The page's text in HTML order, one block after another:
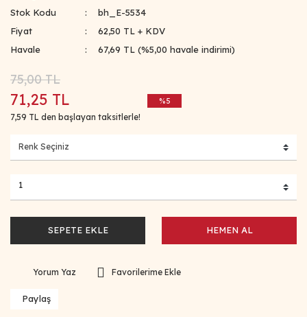
Stok Kodu
bh_E-5534
Fiyat
62,50 TL + KDV
Havale
67,69 TL (%5,00 havale indirimi)
75,00 TL
71,25 TL
7,59 TL den başlayan taksitlerle!
%5
SEPETE EKLE HEMEN AL
Yorum Yaz
Paylaş